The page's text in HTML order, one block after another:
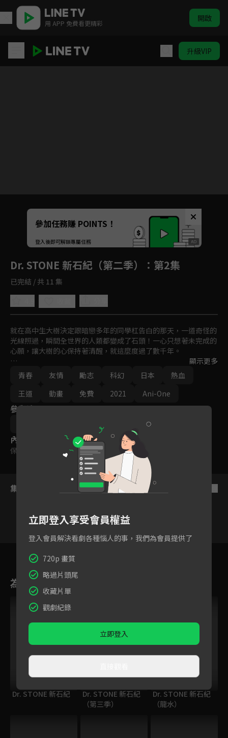
用 APP 免費看更精彩 開啟
升級VIP
Unmute
如有不便請見諒
參加任務賺 POINTS！
登入後即可解鎖專屬任務
Dr. STONE 新石紀（第二季） ：第2集
已完結 / 共 11 集
就在高中生大樹決定跟暗戀多年的同學杠告白的那天，一道奇怪的
光線照過，瞬間全世界的人類都變成了石頭！一心只想著未完成的
心願，讓大樹的心保持著清醒，就這麼度過了數千年。
終於石化解除，令他驚訝的是眼前竟然是一排文字，叫他循線過
來……大樹找到目的地，看到的竟是早他半年醒來的同學千空，於
是大樹決定跟千空聯手，從無到有再度打造出人類的文明。
顯示更多
青春
友情 勵志 科幻 日本
熱血
王道
動畫 免費 2021 Ani-One
參與演員
內容標籤
保護級
集數列表
為您推薦
Dr. STONE 新石紀
Dr. STONE 新石紀
（第三季）
Dr. STONE 新石紀
（龍水）
立即登入享受會員權益
登入會員解決看劇各種惱人的事，我們為會員提供了
720p 畫質
略過片頭尾
收藏片單
觀劇紀錄
立即登入